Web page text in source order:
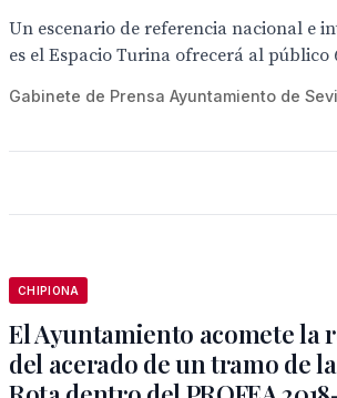
Un escenario de referencia nacional e
es el Espacio Turina ofrecerá al público
Gabinete de Prensa Ayuntamiento de
CHIPIONA
El Ayuntamiento acomete la
del acerado de un tramo de